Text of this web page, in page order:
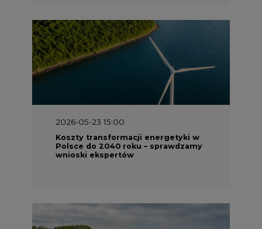
2026-05-23 15:00
Koszty transformacji energetyki w
Polsce do 2040 roku – sprawdzamy
wnioski ekspertów